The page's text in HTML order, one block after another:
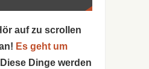
auf zu scrollen
Es geht um
Dinge werden